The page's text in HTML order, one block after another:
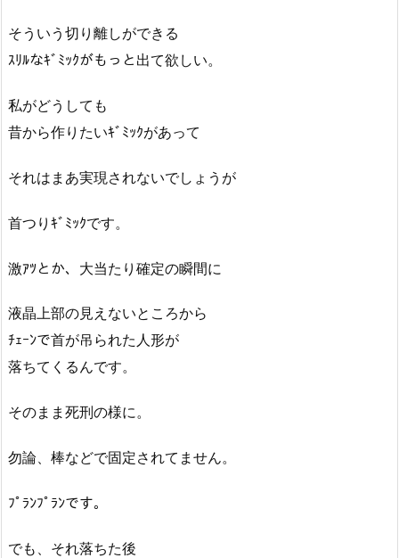
そういう切り離しができる
ｽﾘﾙなｷﾞﾐｯｸがもっと出て欲しい。
私がどうしても
昔から作りたいｷﾞﾐｯｸがあって
それはまあ実現されないでしょうが
首つりｷﾞﾐｯｸです。
激ｱﾂとか、大当たり確定の瞬間に
液晶上部の見えないところから
ﾁｪｰﾝで首が吊られた人形が
落ちてくるんです。
そのまま死刑の様に。
勿論、棒などで固定されてません。
ﾌﾟﾗﾝﾌﾟﾗﾝです。
でも、それ落ちた後